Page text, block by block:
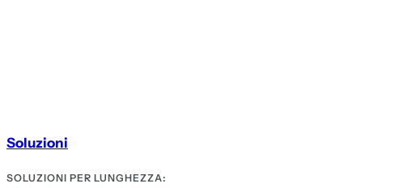
Soluzioni
SOLUZIONI PER LUNGHEZZA: